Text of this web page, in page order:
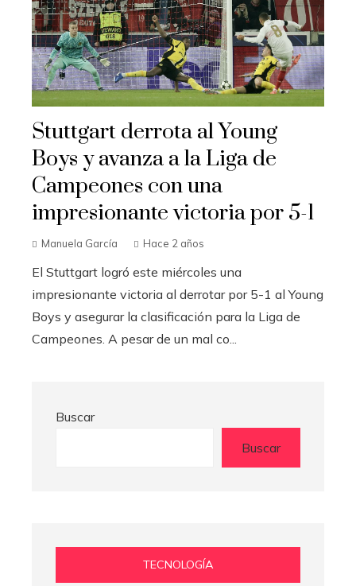
Stuttgart derrota al Young
Boys y avanza a la Liga de
Campeones con una
impresionante victoria por 5-1
Manuela García Hace 2 años
El Stuttgart logró este miércoles una
impresionante victoria al derrotar por 5-1 al Young
Boys y asegurar la clasificación para la Liga de
Campeones. A pesar de un mal co...
Buscar
Buscar
TECNOLOGÍA